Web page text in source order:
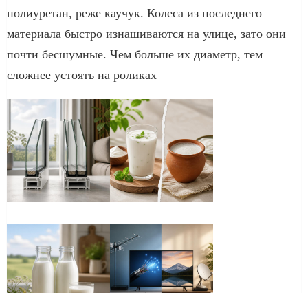
полиуретан, реже каучук. Колеса из последнего
материала быстро изнашиваются на улице, зато они
почти бесшумные. Чем больше их диаметр, тем
сложнее устоять на роликах